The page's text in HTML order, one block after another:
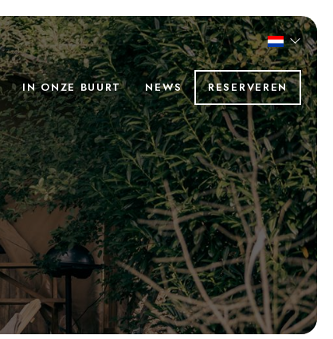
IN ONZE BUURT NEWS RESERVEREN